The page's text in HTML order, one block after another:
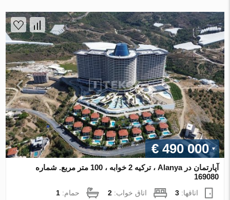
€ 490 000
آپارتمان در Alanya ، ترکیه 2 خوابه ، 100 متر مربع. شماره
169080
اتاقها:3 اتاق خواب:2 حمام:1